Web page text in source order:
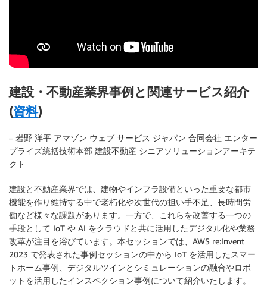
建設・不動産業界事例と関連サービス紹介
(資料)
– 岩野 洋平 アマゾン ウェブ サービス ジャパン 合同会社 エンター
プライズ統括技術本部 建設不動産 シニアソリューションアーキテ
クト
建設と不動産業界では、建物やインフラ設備といった重要な都市
機能を作り維持する中で老朽化や次世代の担い手不足、長時間労
働など様々な課題があります。一方で、これらを改善する一つの
手段として IoT や AI をクラウドと共に活用したデジタル化や業務
改革が注目を浴びています。本セッションでは、AWS re:Invent
2023 で発表された事例セッションの中から IoT を活用したスマー
トホーム事例、デジタルツインとシミュレーションの融合やロボ
ットを活用したインスペクション事例について紹介いたします。